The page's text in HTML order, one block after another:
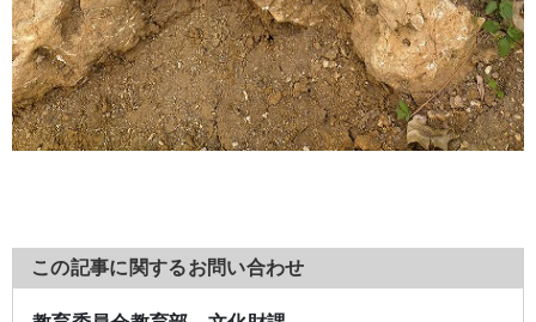
この記事に関するお問い合わせ